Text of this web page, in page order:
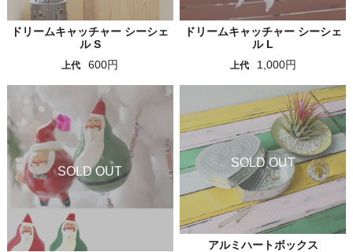
ドリームキャッチャー シーシェ
ル S
上代 600円
ドリームキャッチャー シーシェ
ル L
上代 1,000円
アルミハートボックス